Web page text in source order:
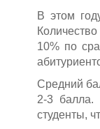
В этом
10% по
Средний
2-3 балла.
студенты,